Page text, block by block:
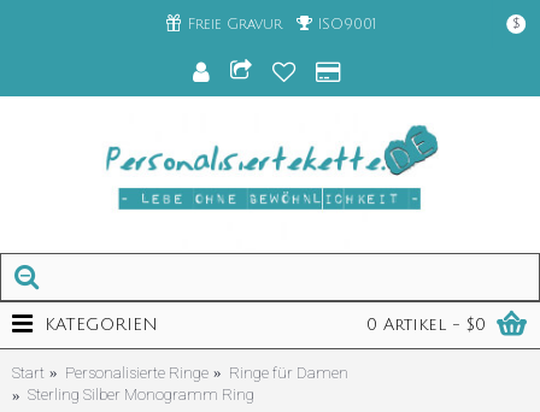
Freie Gravur ISO9001 $
0 Artikel - $0
KATEGORIEN
Start Personalisierte Ringe
Ringe für Damen
Sterling Silber Monogramm Ring